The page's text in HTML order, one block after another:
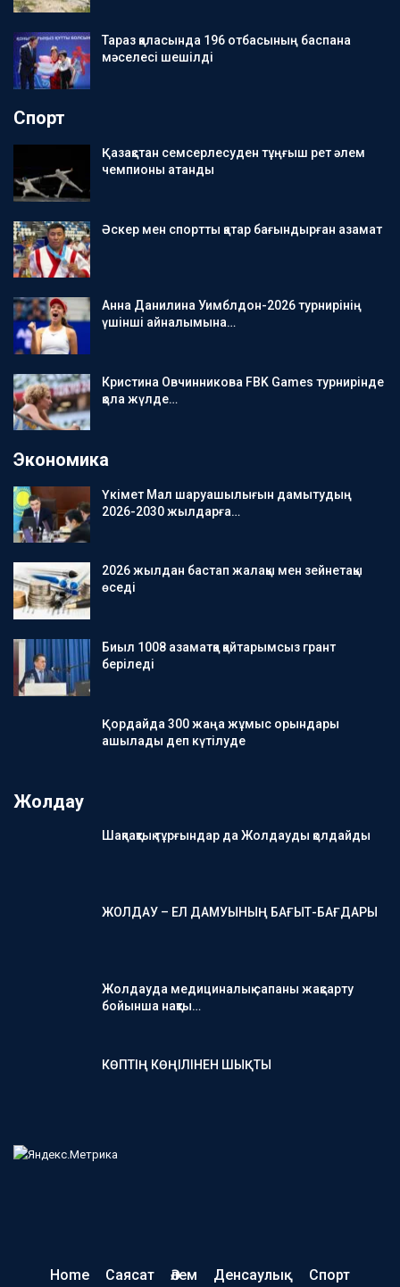
Тараз қаласында 196 отбасының баспана
мәселесі шешілді
Спорт
Қазақстан семсерлесуден тұңғыш рет әлем
чемпионы атанды
Әскер мен спортты қатар бағындырған азамат
Анна Данилина Уимблдон-2026 турнирінің
үшінші айналымына…
Кристина Овчинникова FBK Games турнирінде
қола жүлде…
Экономика
Үкімет Мал шаруашылығын дамытудың
2026-2030 жылдарға…
2026 жылдан бастап жалақы мен зейнетақы
өседі
Биыл 1008 азаматқа қайтарымсыз грант
беріледі
Қордайда 300 жаңа жұмыс орындары
ашылады деп күтілуде
Жолдау
Шақпақтық тұрғындар да Жолдауды қолдайды
ЖОЛДАУ – ЕЛ ДАМУЫНЫҢ БАҒЫТ-БАҒДАРЫ
Жолдауда медициналық сапаны жақсарту
бойынша нақты…
КӨПТІҢ КӨҢІЛІНЕН ШЫҚТЫ
Home Саясат Әлем Денсаулық Спорт